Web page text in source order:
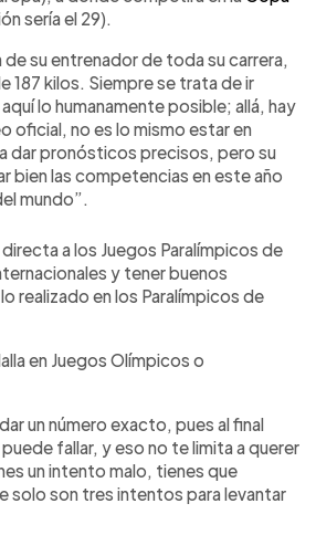
sería el 29).
su entrenador de toda su carrera,
187 kilos. Siempre se trata de ir
lo humanamente posible; allá, hay
oficial, no es lo mismo estar en
dar pronósticos precisos, pero su
bien las competencias en este año
mundo”.
a los Juegos Paralímpicos de
y tener buenos
realizado en los Paralímpicos de
en Juegos Olímpicos o
un número exacto, pues al final
fallar, y eso no te limita a querer
un intento malo, tienes que
solo son tres intentos para levantar